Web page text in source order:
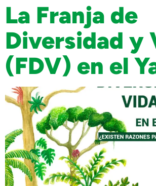
La Franja de
Diversidad y
(FDV) en el